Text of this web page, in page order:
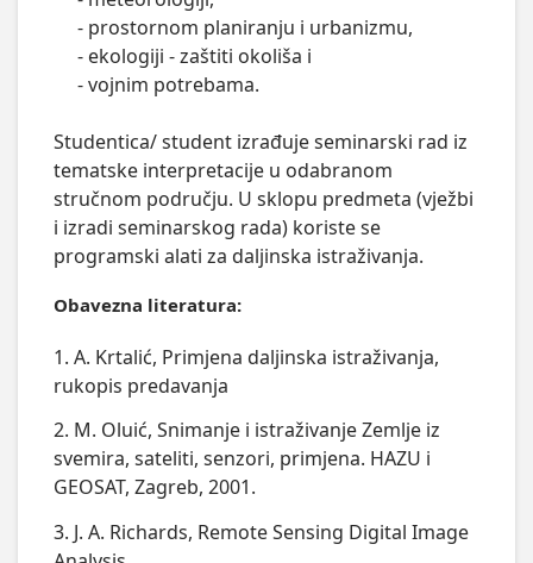
Studentica/ student izrađuje seminarski rad iz
tematske interpretacije u odabranom
stručnom području. U sklopu predmeta (vježbi
i izradi seminarskog rada) koriste se
programski alati za daljinska istraživanja.
Obavezna literatura:
1. A. Krtalić, Primjena daljinska istraživanja,
rukopis predavanja
2. M. Oluić, Snimanje i istraživanje Zemlje iz
svemira, sateliti, senzori, primjena. HAZU i
GEOSAT, Zagreb, 2001.
3. J. A. Richards, Remote Sensing Digital Image